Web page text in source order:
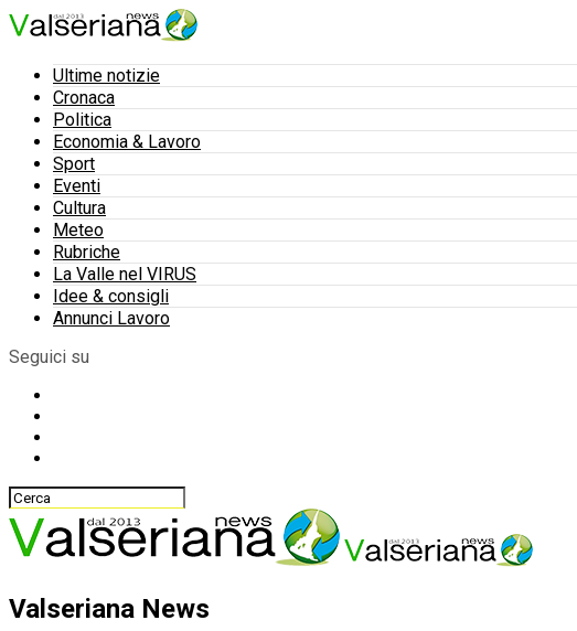
Ultime notizie
Cronaca
Politica
Economia & Lavoro
Sport
Eventi
Cultura
Meteo
Rubriche
La Valle nel VIRUS
Idee & consigli
Annunci Lavoro
Seguici su
Valseriana News